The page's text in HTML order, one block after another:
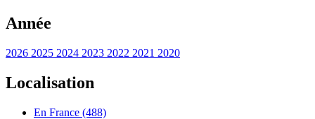
Année
2026 2025 2024 2023 2022 2021 2020
Localisation
En France (488)